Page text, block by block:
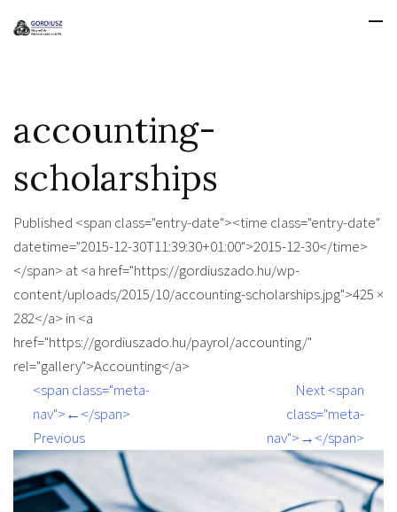
accounting-
scholarships
Published <span class="entry-date"><time class="entry-date"
datetime="2015-12-30T11:39:30+01:00">2015-12-30</time>
</span> at <a href="https://gordiuszado.hu/wp-
content/uploads/2015/10/accounting-scholarships.jpg">425 ×
282</a> in <a
href="https://gordiuszado.hu/payrol/accounting/"
rel="gallery">Accounting</a>
<span class="meta-
nav">←</span>
Previous
Next <span
class="meta-
nav">→</span>